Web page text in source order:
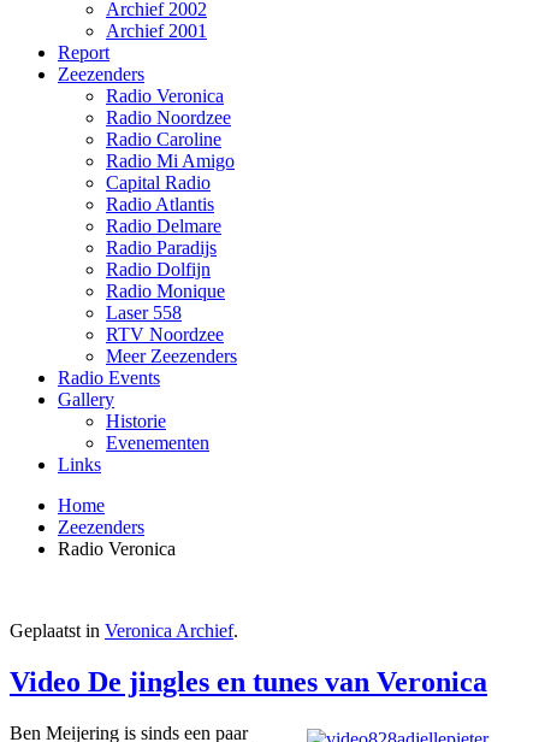
Archief 2002
Archief 2001
Report
Zeezenders
Radio Veronica
Radio Noordzee
Radio Caroline
Radio Mi Amigo
Capital Radio
Radio Atlantis
Radio Delmare
Radio Paradijs
Radio Dolfijn
Radio Monique
Laser 558
RTV Noordzee
Meer Zeezenders
Radio Events
Gallery
Historie
Evenementen
Links
Home
Zeezenders
Radio Veronica
Geplaatst in Veronica Archief.
Video De jingles en tunes van Veronica
Ben Meijering is sinds een paar